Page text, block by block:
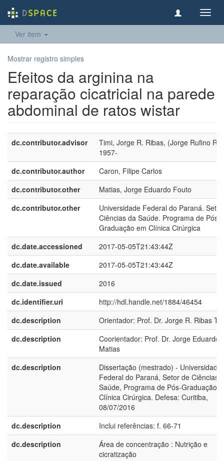
Ver item
Mostrar registro simples
Efeitos da arginina na
reparação cicatricial na parede
abdominal de ratos wistar
dc.contributor.advisor
Timi, Jorge R. Ribas, (Jorge Rufino
1957-
dc.contributor.author
Caron, Filipe Carlos
dc.contributor.other
Matias, Jorge Eduardo Fouto
dc.contributor.other
Universidade Federal do Paraná.
Ciências da Saúde. Programa de Pós-
Graduação em Clínica Cirúrgica
dc.date.accessioned
2017-05-05T21:43:44Z
dc.date.available
2017-05-05T21:43:44Z
dc.date.issued
2016
dc.identifier.uri
http://hdl.handle.net/1884/46454
dc.description
Orientador: Prof. Dr. Jorge R. Ribas
dc.description
Coorientador: Prof. Dr. Jorge Eduardo
Matias
dc.description
Dissertação (mestrado) - Universidade
Federal do Paraná, Setor de Ciências
Saúde, Programa de Pós-Graduação
Clínica Cirúrgica. Defesa: Curitiba,
08/07/2016
dc.description
Inclui referências: f. 66-71
dc.description
Área de concentração : Nutrição e
cicratização